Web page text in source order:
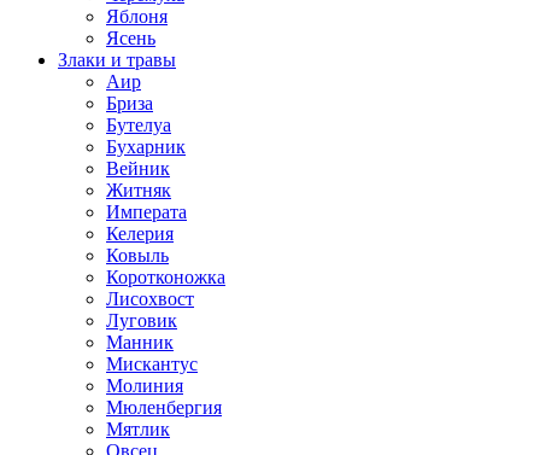
Яблоня
Ясень
Злаки и травы
Аир
Бриза
Бутелуа
Бухарник
Вейник
Житняк
Императа
Келерия
Ковыль
Коротконожка
Лисохвост
Луговик
Манник
Мискантус
Молиния
Мюленбергия
Мятлик
Овсец